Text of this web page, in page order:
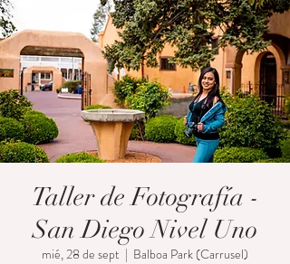
Taller de Fotografía -
San Diego Nivel Uno
mié, 28 de sept
  |
Balboa Park (Carrusel)